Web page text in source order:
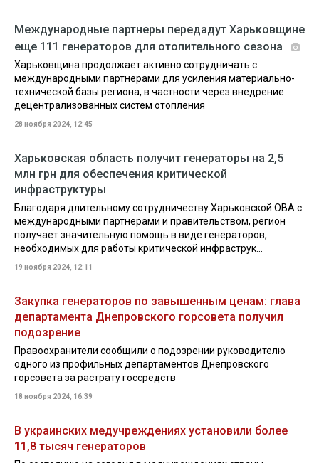
Международные партнеры передадут Харьковщине
еще 111 генераторов для отопительного сезона
Харьковщина продолжает активно сотрудничать с
международными партнерами для усиления материально-
технической базы региона, в частности через внедрение
децентрализованных систем отопления
28 ноября 2024, 12:45
Харьковская область получит генераторы на 2,5
млн грн для обеспечения критической
инфраструктуры
Благодаря длительному сотрудничеству Харьковской ОВА с
международными партнерами и правительством, регион
получает значительную помощь в виде генераторов,
необходимых для работы критической инфраструк...
19 ноября 2024, 12:11
Закупка генераторов по завышенным ценам: глава
департамента Днепровского горсовета получил
подозрение
Правоохранители сообщили о подозрении руководителю
одного из профильных департаментов Днепровского
горсовета за растрату госсредств
18 ноября 2024, 16:39
В украинских медучреждениях установили более
11,8 тысяч генераторов